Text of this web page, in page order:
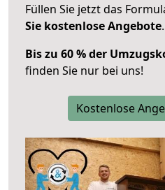
Füllen Sie jetzt das
Sie kostenlose Angebote.
Bis zu 60 % der
finden Sie nur bei uns!
Kostenlose